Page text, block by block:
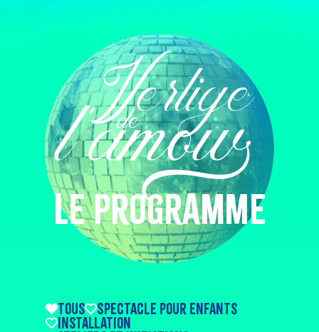
le programme
tous Spectacle pour enfants
Installation